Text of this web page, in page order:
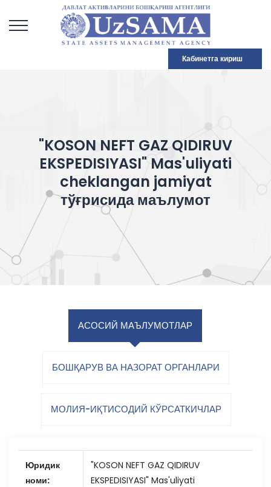
Кабинетга кириш
"KOSON NEFT GAZ QIDIRUV
EKSPEDISIYASI" Mas'uliyati
cheklangan jamiyat
тўғрисида маълумот
АСОСИЙ МАЪЛУМОТЛАР
БОШҚАРУВ ВА НАЗОРАТ ОРГАНЛАРИ
МОЛИЯ-ИҚТИСОДИЙ КЎРСАТКИЧЛАР
Юридик
номи:
"KOSON NEFT GAZ QIDIRUV
EKSPEDISIYASI" Mas'uliyati